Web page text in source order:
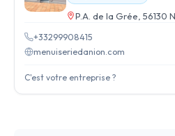
P.A. de la Grée, 56130
+33299908415
menuiseriedanion.com
C'est votre entreprise ?